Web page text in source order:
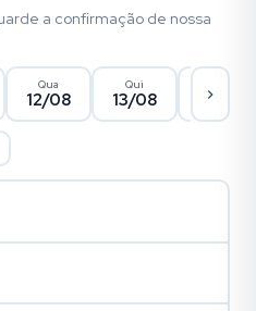
a confirmação de nossa
Qua
12/08
Qui
13/08 14/08